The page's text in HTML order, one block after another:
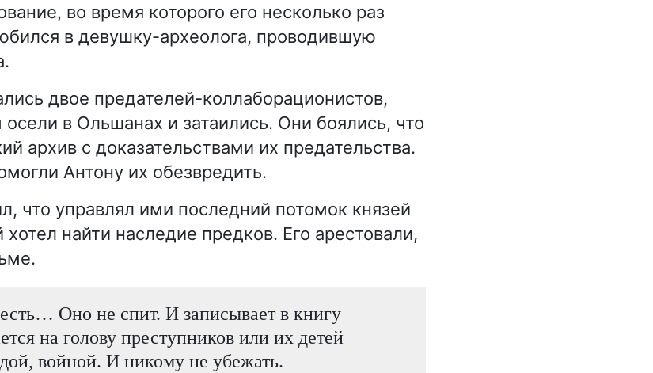
во время которого его несколько раз
в девушку-археолога, проводившую
двое предателей-коллаборационистов,
в Ольшанах и затаились. Они боялись, что
архив с доказательствами их предательства.
Антону их обезвредить.
что управлял ими последний потомок князей
найти наследие предков. Его арестовали,
Оно не спит. И записывает в книгу
на голову преступников или их детей
войной. И никому не убежать.